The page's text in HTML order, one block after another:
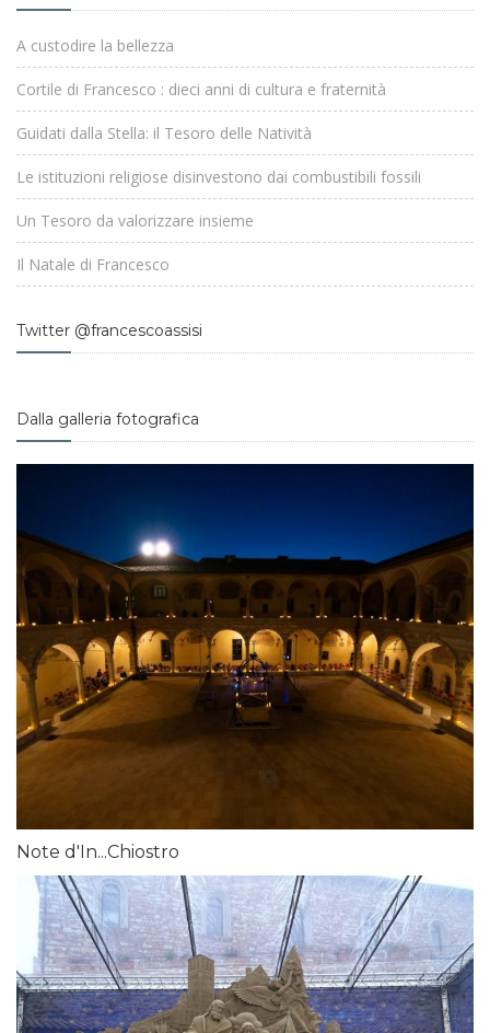
A custodire la bellezza
Cortile di Francesco : dieci anni di cultura e fraternità
Guidati dalla Stella: il Tesoro delle Natività
Le istituzioni religiose disinvestono dai combustibili fossili
Un Tesoro da valorizzare insieme
Il Natale di Francesco
Twitter @francescoassisi
Dalla galleria fotografica
Note d'In...Chiostro